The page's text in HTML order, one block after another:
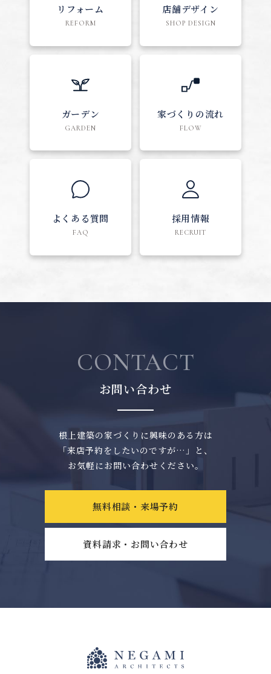
リフォーム
REFORM
店舗デザイン
SHOP DESIGN
ガーデン
GARDEN
家づくりの流れ
FLOW
よくある質問
FAQ
採用情報
RECRUIT
CONTACT
お問い合わせ
根上建築の家づくりに興味のある方は
「来店予約をしたいのですが…」と、
お気軽にお問い合わせください。
無料相談・来場予約
資料請求・お問い合わせ